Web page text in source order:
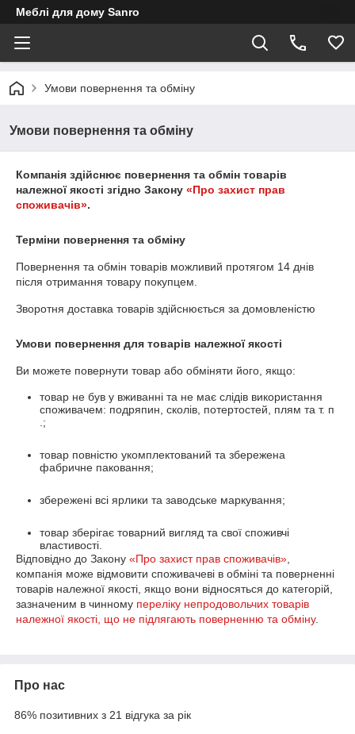
Меблі для дому Sanro
Умови повернення та обміну
Умови повернення та обміну
Компанія здійснює повернення та обмін товарів
належної якості згідно Закону «Про захист прав
споживачів».
Терміни повернення та обміну
Повернення та обмін товарів можливий протягом 14 днів
після отримання товару покупцем.
Зворотня доставка товарів здійснюється за домовленістю
Умови повернення для товарів належної якості
Ви можете повернути товар або обміняти його, якщо:
товар не був у вживанні та не має слідів використання
споживачем: подряпин, сколів, потертостей, плям та т. п
.;
товар повністю укомплектований та збережена
фабричне паковання;
збережені всі ярлики та заводське маркування;
товар зберігає товарний вигляд та свої споживчі
властивості.
Відповідно до Закону «Про захист прав споживачів»
компанія може відмовити споживачеві в обміні та поверненні
товарів належної якості, якщо вони відносяться до категорій,
зазначеним в чинному переліку непродовольчих товарів
належної якості, що не підлягають поверненню та обміну.
Про нас
86% позитивних з 21 відгука за рік